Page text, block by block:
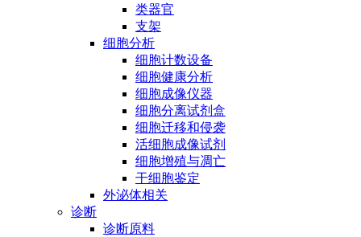
类器官
支架
细胞分析
细胞计数设备
细胞健康分析
细胞成像仪器
细胞分离试剂盒
细胞迁移和侵袭
活细胞成像试剂
细胞增殖与凋亡
干细胞鉴定
外泌体相关
诊断
诊断原料